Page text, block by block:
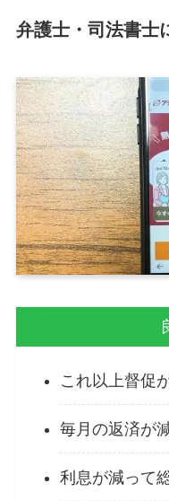
弁護士・司法書士
これ以上督促
毎月の返済が
利息が減って